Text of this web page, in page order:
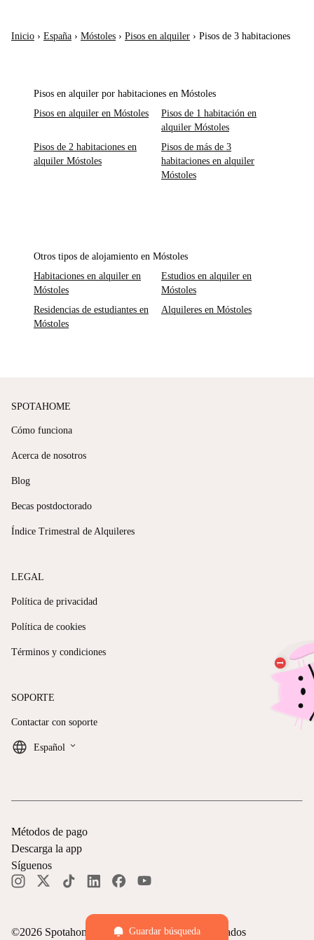
Inicio › España › Móstoles › Pisos en alquiler › Pisos de 3 habitaciones
Pisos en alquiler por habitaciones en Móstoles
Pisos en alquiler en Móstoles
Pisos de 1 habitación en
alquiler Móstoles
Pisos de 2 habitaciones en
alquiler Móstoles
Pisos de más de 3
habitaciones en alquiler
Móstoles
Otros tipos de alojamiento en Móstoles
Habitaciones en alquiler en
Móstoles
Estudios en alquiler en
Móstoles
Residencias de estudiantes en
Móstoles
Alquileres en Móstoles
Guardar búsqueda
SPOTAHOME
Cómo funciona
Acerca de nosotros
Blog
Becas postdoctorado
Índice Trimestral de Alquileres
LEGAL
Política de privacidad
Política de cookies
Términos y condiciones
SOPORTE
Contactar con soporte
Español keyboard_arrow_down
©2026 Spotahome — Todos los derechos reservados
Métodos de pago
Descarga la app
Síguenos